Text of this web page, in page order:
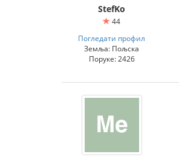
StefKo
44
Погледати профил
Земља: Пољска
Поруке: 2426